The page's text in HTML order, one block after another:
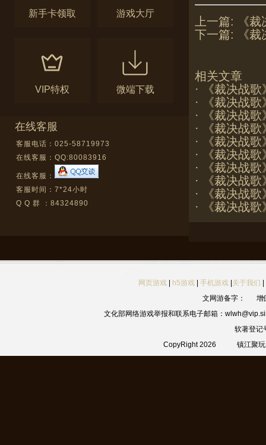
新手卡领取 游戏大厅
VIP特权 微端下载
在线客服
客服电话：025-58719973
在线客服： QQ:80083916
在线客服：
客服时间：7*24小时
Q Q 群 ：84324890
上一篇:
《
下一篇:
《
相关文章
·
《裁决战
·
《裁决战
·
《裁决战
·
《裁决战
·
《裁决战
·
《裁决战
·
《裁决战
·
《裁决战
·
《裁决战
·
《裁决战
网页游戏| h5游戏| 手机游戏| 关于我们
文网游备字：
增
文化部网络游戏举报和联系电子邮箱：
软著登记
CopyRight 2026
镇江聚